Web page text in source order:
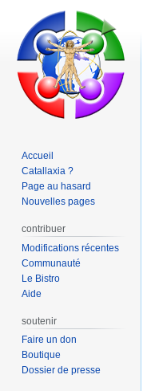
Accueil
Catallaxia ?
Page au hasard
Nouvelles pages
contribuer
Modifications récentes
Communauté
Le Bistro
Aide
soutenir
Faire un don
Boutique
Dossier de presse